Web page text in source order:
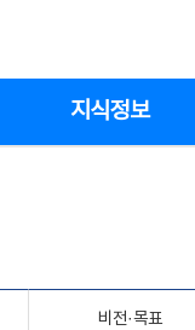
지식정보
비전·목표